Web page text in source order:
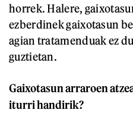
horrek. Halere,
ezberdinek gaixotasun
agian tratamenduak ez
guztietan.
Gaixotasun arraroen
iturri handirik?